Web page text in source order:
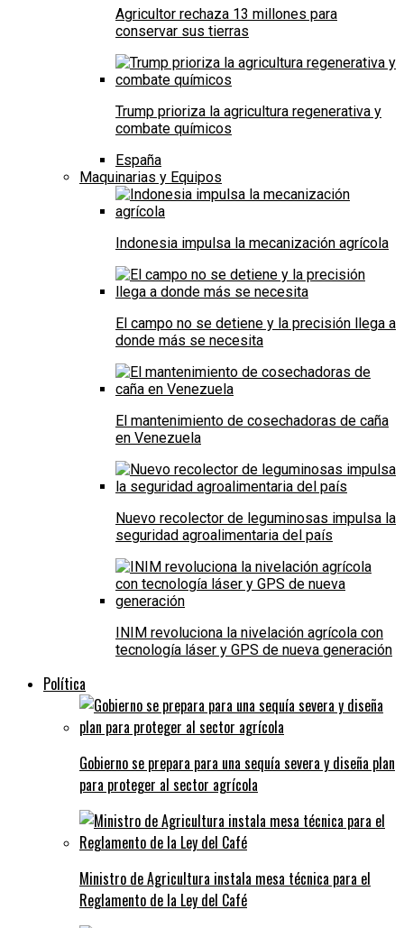
Agricultor rechaza 13 millones para
conservar sus tierras
Trump prioriza la agricultura regenerativa y
combate químicos
España
Maquinarias y Equipos
Indonesia impulsa la mecanización agrícola
El campo no se detiene y la precisión llega a
donde más se necesita
El mantenimiento de cosechadoras de caña
en Venezuela
Nuevo recolector de leguminosas impulsa la
seguridad agroalimentaria del país
INIM revoluciona la nivelación agrícola con
tecnología láser y GPS de nueva generación
Política
Gobierno se prepara para una sequía severa y diseña plan
para proteger al sector agrícola
Ministro de Agricultura instala mesa técnica para el
Reglamento de la Ley del Café